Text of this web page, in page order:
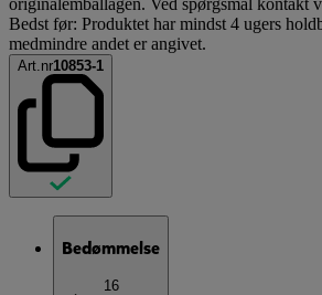
originalemballagen. Ved spørgsmål kontakt
Bedst før: Produktet har mindst 4 ugers
medmindre andet er angivet.
Art.nr10853-1
Bedømmelse
16